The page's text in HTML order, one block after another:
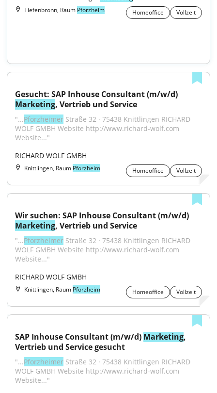
Tiefenbronn, Raum Pforzheim Homeoffice Vollzeit
Marketing, Vertrieb und Service
"...Pforzheimer Straße 32 · 75438 Knittlingen RICHARD
WOLF GMBH Website http://www.richard-wolf.com
Website..."
RICHARD WOLF GMBH
Knittlingen, Raum Pforzheim Homeoffice Vollzeit
Marketing, Vertrieb und Service
"...Pforzheimer Straße 32 · 75438 Knittlingen RICHARD
WOLF GMBH Website http://www.richard-wolf.com
Website..."
RICHARD WOLF GMBH
Knittlingen, Raum Pforzheim Homeoffice Vollzeit
SAP Inhouse Consultant (m/w/d) Marketing,
Vertrieb und Service gesucht
"...Pforzheimer Straße 32 · 75438 Knittlingen RICHARD
WOLF GMBH Website http://www.richard-wolf.com
Website..."